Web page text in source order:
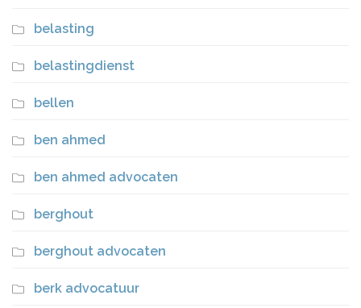
belasting
belastingdienst
bellen
ben ahmed
ben ahmed advocaten
berghout
berghout advocaten
berk advocatuur